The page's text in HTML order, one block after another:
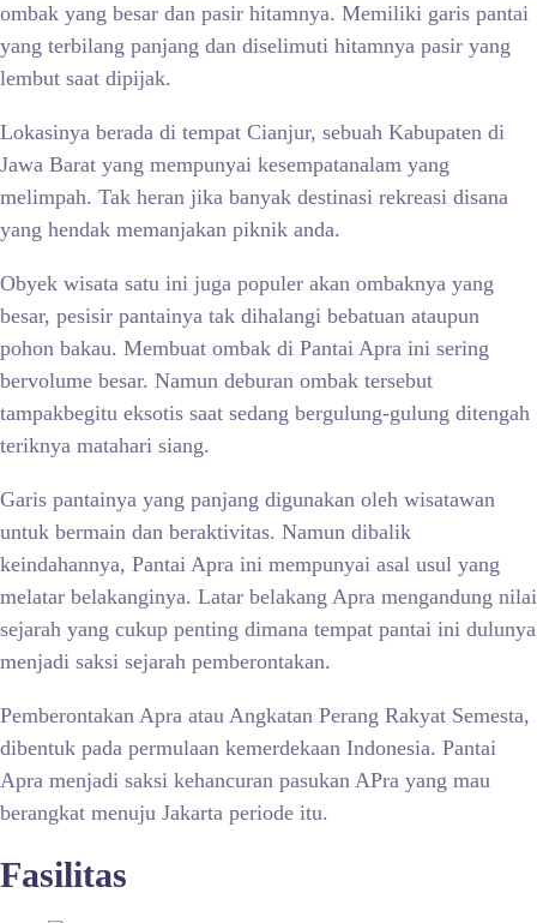
ombak yang besar dan pasir hitamnya. Memiliki garis pantai
yang terbilang panjang dan diselimuti hitamnya pasir yang
lembut saat dipijak.
Lokasinya berada di tempat Cianjur, sebuah Kabupaten di
Jawa Barat yang mempunyai kesempatanalam yang
melimpah. Tak heran jika banyak destinasi rekreasi disana
yang hendak memanjakan piknik anda.
Obyek wisata satu ini juga populer akan ombaknya yang
besar, pesisir pantainya tak dihalangi bebatuan ataupun
pohon bakau. Membuat ombak di Pantai Apra ini sering
bervolume besar. Namun deburan ombak tersebut
tampakbegitu eksotis saat sedang bergulung-gulung ditengah
teriknya matahari siang.
Garis pantainya yang panjang digunakan oleh wisatawan
untuk bermain dan beraktivitas. Namun dibalik
keindahannya, Pantai Apra ini mempunyai asal usul yang
melatar belakanginya. Latar belakang Apra mengandung nilai
sejarah yang cukup penting dimana tempat pantai ini dulunya
menjadi saksi sejarah pemberontakan.
Pemberontakan Apra atau Angkatan Perang Rakyat Semesta,
dibentuk pada permulaan kemerdekaan Indonesia. Pantai
Apra menjadi saksi kehancuran pasukan APra yang mau
berangkat menuju Jakarta periode itu.
Fasilitas